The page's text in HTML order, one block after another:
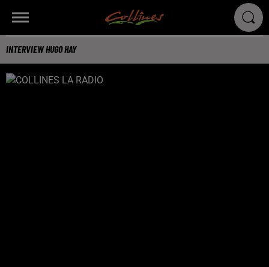
INTERVIEW HUGO HAY